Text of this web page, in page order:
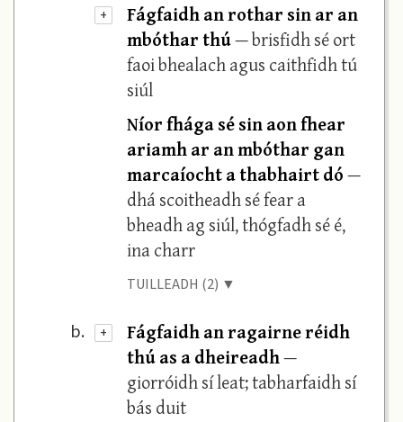
+
Fágfaidh an rothar sin ar an
mbóthar thú— brisfidh sé ort
faoi bhealach agus caithfidh tú
siúl
Níor fhága sé sin aon fhear
ariamh ar an mbóthar gan
marcaíocht a thabhairt dó—
dhá scoitheadh sé fear a
bheadh ag siúl, thógfadh sé é,
ina charr
TUILLEADH (2) ▼
b. +
Fágfaidh an ragairne réidh
thú as a dheireadh—
giorróidh sí leat; tabharfaidh sí
bás duit